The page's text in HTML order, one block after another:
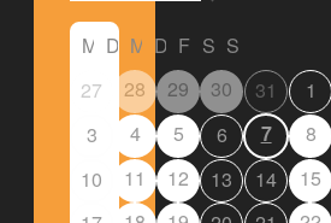
M D M D F S S
27
28 29 30 31 1
3
4 5 6 7 8
10
11 12 13 14 15